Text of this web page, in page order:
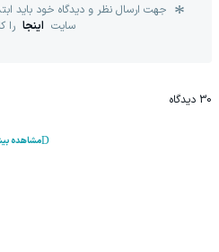
جهت ارسال نظر و دیدگاه خود باید
سایت اینجا را
30 دیدگاه
مشاهده